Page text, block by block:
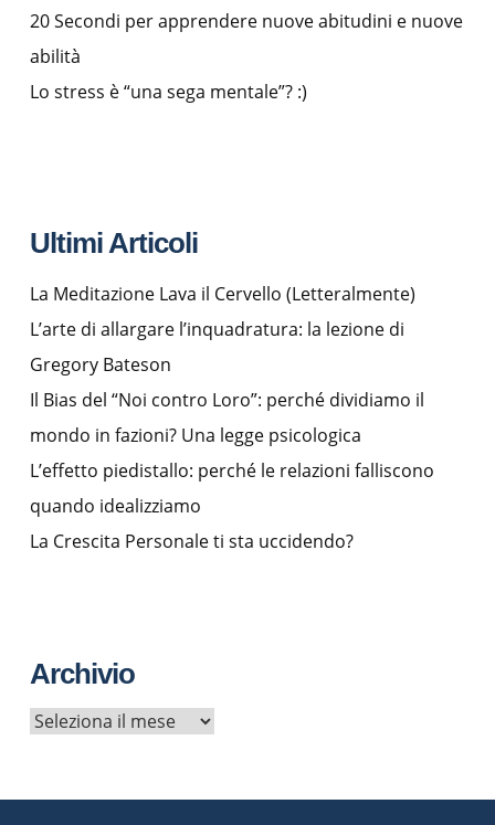
20 Secondi per apprendere nuove abitudini e nuove
abilità
Lo stress è “una sega mentale”? :)
Ultimi Articoli
La Meditazione Lava il Cervello (Letteralmente)
L’arte di allargare l’inquadratura: la lezione di
Gregory Bateson
Il Bias del “Noi contro Loro”: perché dividiamo il
mondo in fazioni? Una legge psicologica
L’effetto piedistallo: perché le relazioni falliscono
quando idealizziamo
La Crescita Personale ti sta uccidendo?
Archivio
A